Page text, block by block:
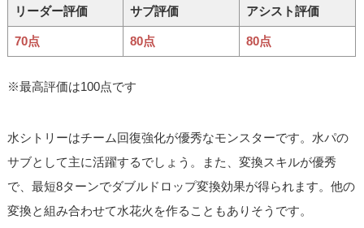
リーダー評価 サブ評価 アシスト評価
70点 80点 80点
※最高評価は100点です
水シトリーはチーム回復強化が優秀なモンスターです。水パの
サブとして主に活躍するでしょう。また、変換スキルが優秀
で、最短8ターンでダブルドロップ変換効果が得られます。他の
変換と組み合わせて水花火を作ることもありそうです。